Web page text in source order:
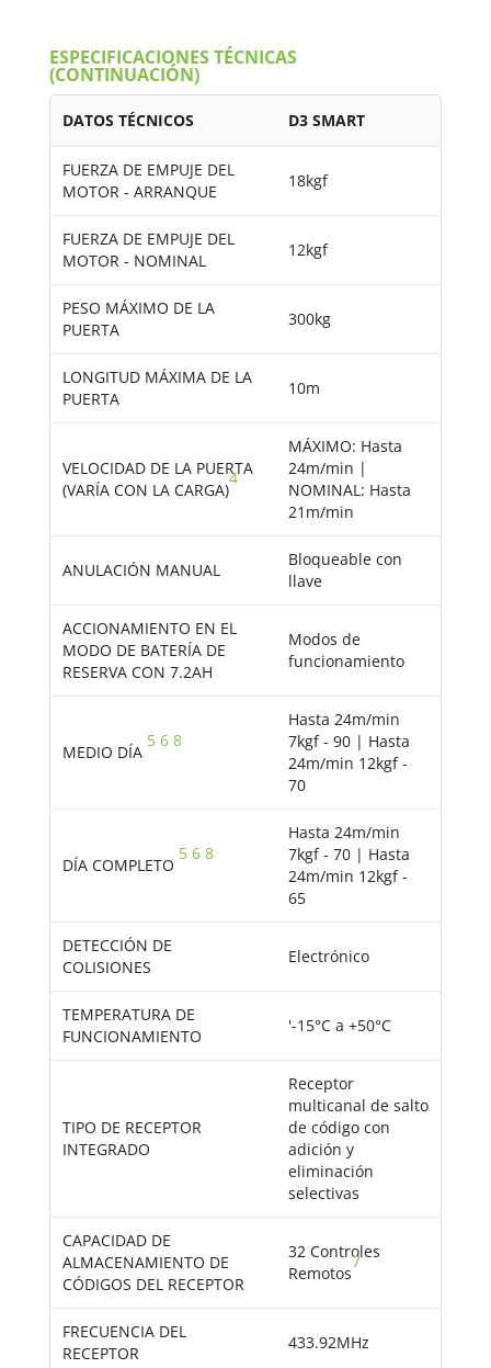
ESPECIFICACIONES TÉCNICAS
(CONTINUACIÓN)
DATOS TÉCNICOS D3 SMART
FUERZA DE EMPUJE DEL
MOTOR - ARRANQUE
18kgf
FUERZA DE EMPUJE DEL
MOTOR - NOMINAL
12kgf
PESO MÁXIMO DE LA
PUERTA
300kg
LONGITUD MÁXIMA DE LA
PUERTA
10m
VELOCIDAD DE LA PUERTA
(VARÍA CON LA CARGA)
4
MÁXIMO: Hasta
24m/min |
NOMINAL: Hasta
21m/min
ANULACIÓN MANUAL
Bloqueable con
llave
ACCIONAMIENTO EN EL
MODO DE BATERÍA DE
RESERVA CON 7.2AH
Modos de
funcionamiento
MEDIO DÍA
5 6 8
Hasta 24m/min
7kgf - 90 | Hasta
24m/min 12kgf -
70
DÍA COMPLETO
5 6 8
Hasta 24m/min
7kgf - 70 | Hasta
24m/min 12kgf -
65
DETECCIÓN DE
COLISIONES
Electrónico
TEMPERATURA DE
FUNCIONAMIENTO
'-15°C a +50°C
TIPO DE RECEPTOR
INTEGRADO
Receptor
multicanal de salto
de código con
adición y
eliminación
selectivas
CAPACIDAD DE
ALMACENAMIENTO DE
CÓDIGOS DEL RECEPTOR
32 Controles
Remotos
7
FRECUENCIA DEL
RECEPTOR
433.92MHz